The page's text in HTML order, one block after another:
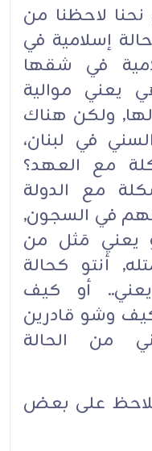
لاحظنا من
إسلامية في
في شقها
يعني موالية
ولكن هناك
في لبنان،
مع العهد؟
مع الدولة
في السجون,
يعني مَثل من
أنتو كحالة
أو كيف
وشو قادرين
من الحالة
على بعض